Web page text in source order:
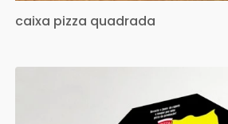
caixa pizza quadrada